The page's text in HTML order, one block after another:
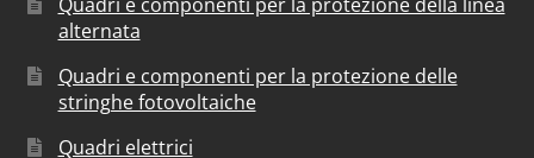
alternata
Quadri e componenti per la protezione delle
stringhe fotovoltaiche
Quadri elettrici